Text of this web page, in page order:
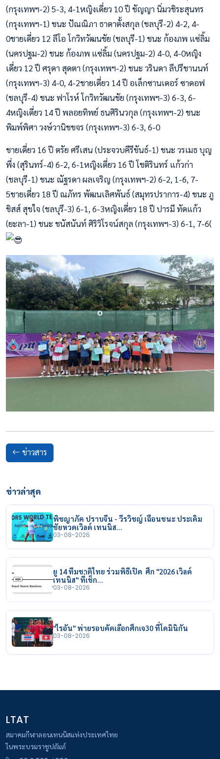
(กรุงเทพฯ-2) 5-3, 4-1หญิงเดี่ยว 10 ปี ชัญญา นิ่มวชิระสุนทร
(กรุงเทพฯ-1) ชนะ ปัณณิภา ธาดาตั้งสกุล (ชลบุรี-2) 4-2, 4-
0ชายเดี่ยว 12 ลีโอ โกวิทวัฒนชัย (ชลบุรี-1) ชนะ ก้องภพ แซ่ลิ้ม
(นครปฐม-2) ชนะ ก้องภพ แซ่ลิ้ม (นครปฐม-2) 4-0, 4-0หญิง
เดี่ยว 12 ปี ศรุดา สุดตา (กรุงเทพฯ-2) ชนะ วรินดา ลีปรีชานนท์
(กรุงเทพฯ-3) 4-0, 4-2ชายเดี่ยว 14 ปี อเล็กซานเดอร์ ซาดอฟ
(ชลบุรี-4) ชนะ ฟาโรห์ โกวิทวัฒนชัย (กรุงเทพฯ-3) 6-3, 6-
4หญิงเดี่ยว 14 ปี พลอยทิพย์ ธนศิรินวกุล (กรุงเทพฯ-2) ชนะ
พิมพ์พิศา วงษ์วานิชขจร (กรุงเทพฯ-3) 6-3, 6-0
ชายเดี่ยว 16 ปี ตรัย ศรีเสน (ประจวบคีรีขันธ์-1) ชนะ วรเมธ บุญ
พึ่ง (สุรินทร์-4) 6-2, 6-1หญิงเดี่ยว 16 ปี โชติรินทร์ แก้วก่า
(ชลบุรี-1) ชนะ ณัฐรดา ผลเจริญ (กรุงเทพฯ-2) 6-2, 1-6, 7-
5ชายเดี่ยว 18 ปี ณภัทร พัฒนเลิศพันธ์ (สมุทรปราการ-4) ชนะ ภู
ชิสส์ สุขใจ (ชลบุรี-3) 6-1, 6-3หญิงเดี่ยว 18 ปี ปารมี ทัดแก้ว
(ยะลา-1) ชนะ ชนัสนันท์ ศิริวิโรจน์สกุล (กรุงเทพฯ-3) 6-1, 7-6(
ข่าวสาร
ข่าวล่าสุด
พิชญาภัค ปราบจีน - วีรวิชญ์ เฉือนชนะ ประเดิม
ชัยหวดเวิลด์ เทนนิส…
03-08-2026
ยู 14 ทีมชาติไทย ร่วมพิธีเปิด ศึก "2026 เวิลด์
เทนนิส" ที่เช็ก…
03-08-2026
"ไรอัน" พ่ายรอบคัดเลือกศึกเจ30 ที่โดมินิกัน
03-08-2026
LTAT
สมาคมกีฬาลอนเทนนิสแห่งประเทศไทย
ในพระบรมราชูปถัมภ์